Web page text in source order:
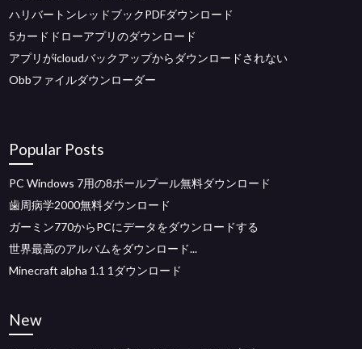
ハリバートンレッドブックPDFダウンロード
5カードドローアプリのダウンロード
アプリがicloudバックアップからダウンロードされない
Obbファイルダウンローダー
Popular Posts
PC Windows 7用の8ボールプール無料ダウンロード
歯周病学2000無料ダウンロード
ガーミン770からPCにデータをダウンロードする
世界最高のアルバムをダウンロード...
Minecraft alpha 1.1 1ダウンロード
New